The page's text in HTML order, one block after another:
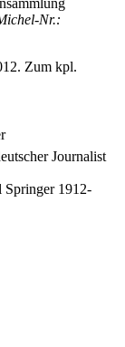
Nr.:
Zum kpl.
Journalist
Springer 1912-